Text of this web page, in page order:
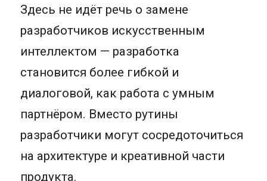
Здесь не идёт речь о замене
разработчиков искусственным
интеллектом — разработка
становится более гибкой и
диалоговой, как работа с умным
партнёром. Вместо рутины
разработчики могут сосредоточиться
на архитектуре и креативной части
продукта.